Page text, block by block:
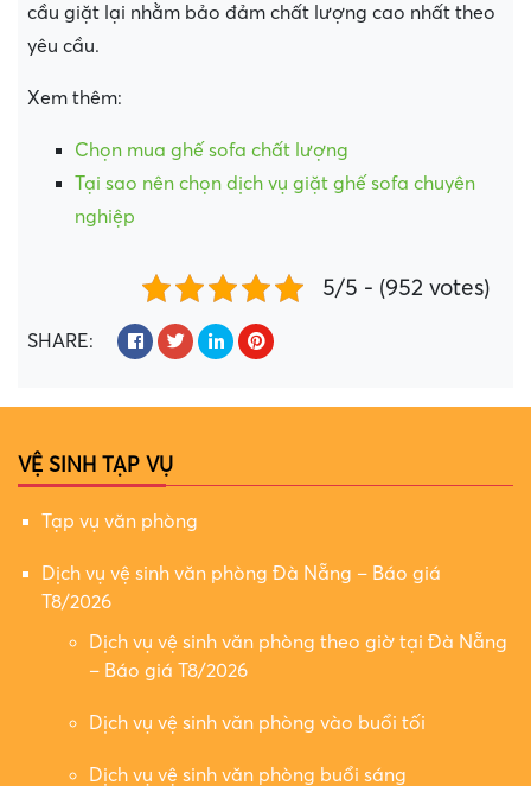
cầu giặt lại nhằm bảo đảm chất lượng cao nhất theo
yêu cầu.
Xem thêm:
Chọn mua ghế sofa chất lượng
Tại sao nên chọn dịch vụ giặt ghế sofa chuyên
nghiệp
5/5 - (952 votes)
SHARE:
VỆ SINH TẠP VỤ
Tạp vụ văn phòng
Dịch vụ vệ sinh văn phòng Đà Nẵng – Báo giá
T8/2026
Dịch vụ vệ sinh văn phòng theo giờ tại Đà Nẵng
– Báo giá T8/2026
Dịch vụ vệ sinh văn phòng vào buổi tối
Dịch vụ vệ sinh văn phòng buổi sáng